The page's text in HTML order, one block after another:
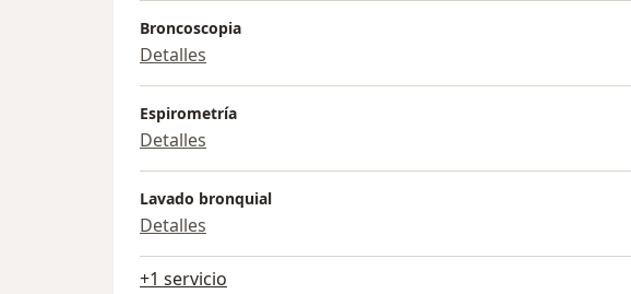
Broncoscopia
Detalles
Espirometría
Detalles
Lavado bronquial
Detalles
+1 servicio